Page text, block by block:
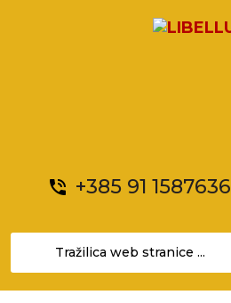
phone_in_talk +385 91 1587636